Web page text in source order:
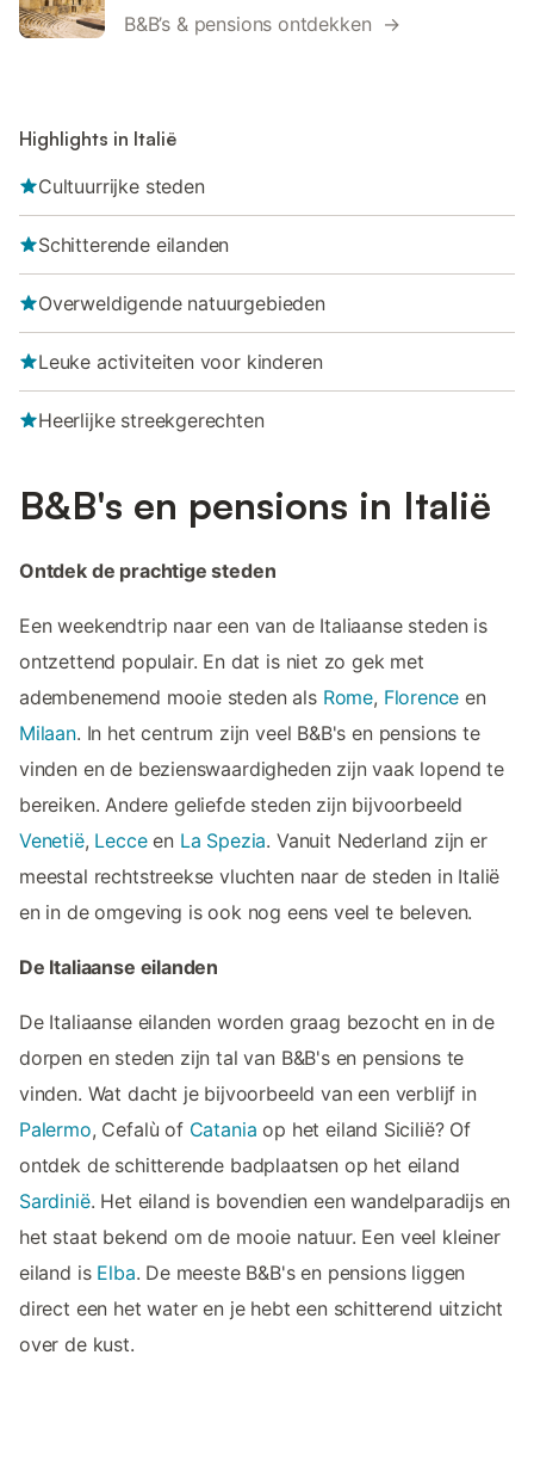
B&B’s & pensions ontdekken →
Highlights in Italië
Cultuurrijke steden
Schitterende eilanden
Overweldigende natuurgebieden
Leuke activiteiten voor kinderen
Heerlijke streekgerechten
B&B's en pensions in Italië
Ontdek de prachtige steden
Een weekendtrip naar een van de Italiaanse steden is
ontzettend populair. En dat is niet zo gek met
adembenemend mooie steden als Rome, Florence en
Milaan. In het centrum zijn veel B&B's en pensions te
vinden en de bezienswaardigheden zijn vaak lopend te
bereiken. Andere geliefde steden zijn bijvoorbeeld
Venetië, Lecceen La Spezia. Vanuit Nederland zijn er
meestal rechtstreekse vluchten naar de steden in Italië
en in de omgeving is ook nog eens veel te beleven.
De Italiaanse eilanden
De Italiaanse eilanden worden graag bezocht en in de
dorpen en steden zijn tal van B&B's en pensions te
vinden. Wat dacht je bijvoorbeeld van een verblijf in
Palermo, Cefalù of Catania op het eiland Sicilië? Of
ontdek de schitterende badplaatsen op het eiland
Sardinië. Het eiland is bovendien een wandelparadijs en
het staat bekend om de mooie natuur. Een veel kleiner
eiland is Elba. De meeste B&B's en pensions liggen
direct een het water en je hebt een schitterend uitzicht
over de kust.